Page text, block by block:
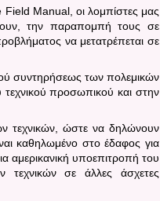
Field Manual, οι λομπίστες μας
την παραπομπή τους σε
να μετατρέπεται σε
συντηρήσεως των πολεμικών
προσωπικού και στην
τεχνικών, ώστε να δηλώνουν
καθηλωμένο στο έδαφος για
αμερικανική υποεπιτροπή του
σε άλλες άσχετες